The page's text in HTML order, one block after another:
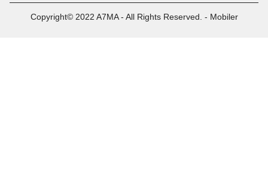
Copyright© 2022 A7MA - All Rights Reserved. - Mobiler